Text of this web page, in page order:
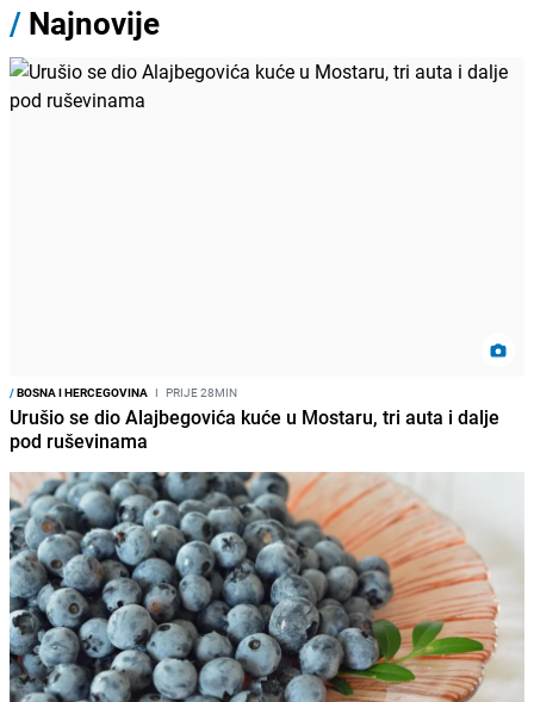
/ Najnovije
/BOSNA I HERCEGOVINA I PRIJE 28MIN
Urušio se dio Alajbegovića kuće u Mostaru, tri auta i dalje
pod ruševinama